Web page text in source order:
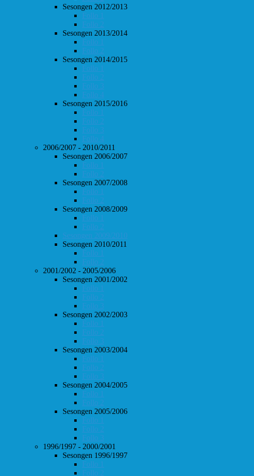
Sesongen 2012/2013
Follo 1
Follo 2
Sesongen 2013/2014
Follo 1
Follo 2
Sesongen 2014/2015
Follo 1
Follo 2
Follo 3
Follo 4
Sesongen 2015/2016
Follo 1
Follo 2
Follo 3
Follo 4
2006/2007 - 2010/2011
Sesongen 2006/2007
Follo 1
Follo 2
Sesongen 2007/2008
Follo 1
Follo 2
Sesongen 2008/2009
Follo 1
Follo 2
Sesongen 2009/2010
Sesongen 2010/2011
Follo 1
Follo 2
2001/2002 - 2005/2006
Sesongen 2001/2002
Follo 1
Follo 2
Follo 3
Sesongen 2002/2003
Follo 1
Follo 2
Follo 3
Sesongen 2003/2004
Follo 1
Follo 2
Follo 3
Sesongen 2004/2005
Follo 1
Follo 2
Sesongen 2005/2006
Follo 1
Follo 2
Follo 3
1996/1997 - 2000/2001
Sesongen 1996/1997
Follo 1
Follo 2